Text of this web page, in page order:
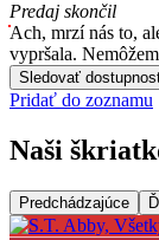
Predaj skončil
Ach, mrzí nás to,
vypršala.
Sledovať
Pridať do zoznamu
Naši
Predchádzajúce